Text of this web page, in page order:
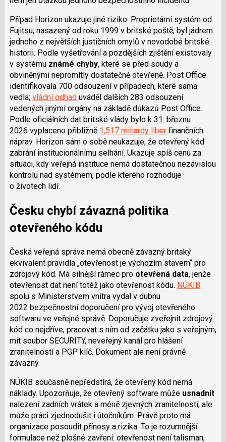
Případ Horizon ukazuje jiné riziko. Proprietární systém od
Fujitsu, nasazený od roku 1999 v britské poště, byl jádrem
jednoho z největších justičních omylů v novodobé britské
historii. Podle vyšetřování a pozdějších zjištění existovaly
v systému známé chyby, které se před soudy a
obviněnými nepromítly dostatečně otevřeně. Post Office
identifikovala 700 odsouzení v případech, které sama
vedla; vládní odhad uváděl dalších 283 odsouzení
vedených jinými orgány na základě důkazů Post Office.
Podle oficiálních dat britské vlády bylo k 31. březnu
2026 vyplaceno přibližně 1,517 miliardy liberfinančních
náprav. Horizon sám o sobě neukazuje, že otevřený kód
zabrání institucionálnímu selhání. Ukazuje spíš cenu za
situaci, kdy veřejná instituce nemá dostatečnou nezávislou
kontrolu nad systémem, podle kterého rozhoduje
o životech lidí.
Česku chybí závazná politika
otevřeného kódu
Česká veřejná správa nemá obecně závazný britský
ekvivalent pravidla „otevřenost je výchozím stavem“ pro
zdrojový kód. Má silnější rámec pro otevřená data, jenže
otevřenost dat není totéž jako otevřenost kódu. NÚKIB
spolu s Ministerstvem vnitra vydal v dubnu
2022 bezpečnostní doporučení pro vývoj otevřeného
softwaru ve veřejné správě. Doporučuje zveřejnit zdrojový
kód co nejdříve, pracovat s ním od začátku jako s veřejným,
mít soubor SECURITY, neveřejný kanál pro hlášení
zranitelností a PGP klíč. Dokument ale není právně
závazný.
NÚKIB současně nepředstírá, že otevřený kód nemá
náklady. Upozorňuje, že otevřený software může usnadnit
nalezení zadních vrátek a méně zjevných zranitelností, ale
může práci zjednodušit i útočníkům. Právě proto má
organizace posoudit přínosy a rizika. To je rozumnější
formulace než plošné zavření: otevřenost není talisman,